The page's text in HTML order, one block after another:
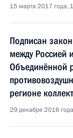
15 марта 2017 года,
Подписан
между Россией
Объединённой
регионе
29 декабря 2016